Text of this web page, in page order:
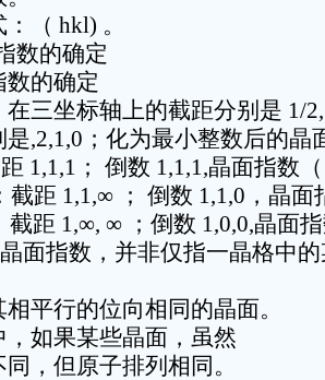
（ hkl) 。
数的确定
数的确定
在三坐标轴上的截距分别是 1/
,2,1,0；化为最小整数后的晶
1,1,1； 倒数 1,1,1,晶面指数
截距 1,1,∞ ； 倒数 1,1,0，晶面
截距 1,∞, ∞ ；倒数 1,0,0,晶面
面指数，并非仅指一晶格中
平行的位向相同的晶面。
如果某些晶面，虽然
，但原子排列相同。